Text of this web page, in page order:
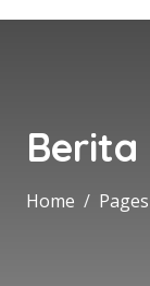
Berita
Home Pages